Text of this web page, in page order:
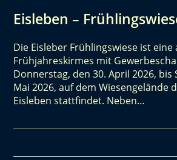
Eisleben –
Die Eisleber Frühlingswiese ist
Frühjahreskirmes mit
Donnerstag, den 30. April 2026, bis
Mai 2026, auf dem Wiesengelände
Eisleben stattfindet. Neben…